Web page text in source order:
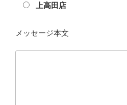
上高田店
メッセージ本文